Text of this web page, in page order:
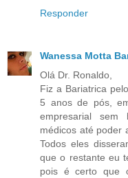
Responder
Wanessa Motta
Olá Dr. Ronaldo,
Fiz a Bariatrica
5 anos de pós,
empresarial sem
médicos até poder
Todos eles
que o restante eu
pois é certo que